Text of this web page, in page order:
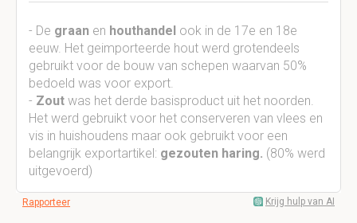
- De graan en houthandel ook in de 17e en 18e
eeuw. Het geimporteerde hout werd grotendeels
gebruikt voor de bouw van schepen waarvan 50%
bedoeld was voor export.
- Zout was het derde basisproduct uit het noorden.
Het werd gebruikt voor het conserveren van vlees en
vis in huishoudens maar ook gebruikt voor een
belangrijk exportartikel: gezouten haring. (80% werd
uitgevoerd)
Rapporteer Krijg hulp van AI